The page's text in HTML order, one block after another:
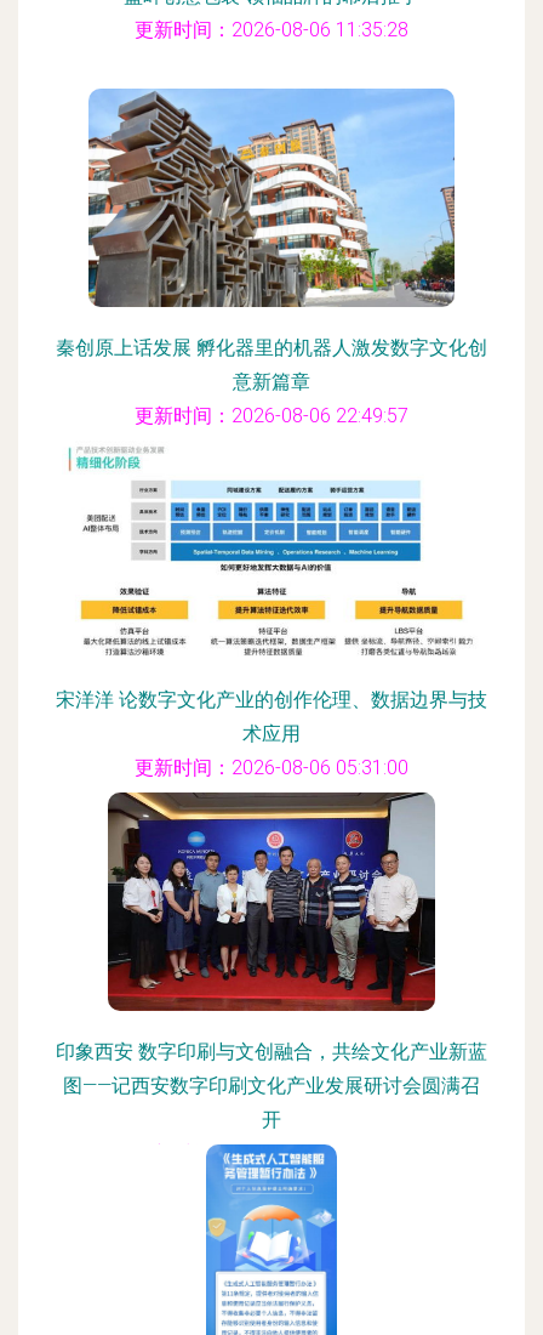
更新时间：2026-08-06 11:35:28
秦创原上话发展 孵化器里的机器人激发数字文化创
意新篇章
更新时间：2026-08-06 22:49:57
宋洋洋 论数字文化产业的创作伦理、数据边界与技
术应用
更新时间：2026-08-06 05:31:00
印象西安 数字印刷与文创融合，共绘文化产业新蓝
图——记西安数字印刷文化产业发展研讨会圆满召
开
更新时间：2026-08-06 19:44:27